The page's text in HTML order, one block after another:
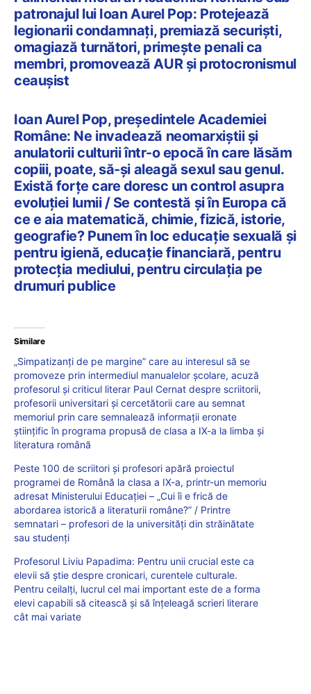
patronajul lui Ioan Aurel Pop: Protejează
legionarii condamnați, premiază securiști,
omagiază turnători, primește penali ca
membri, promovează AUR și protocronismul
ceaușist
Ioan Aurel Pop, președintele Academiei
Române: Ne invadează neomarxiștii și
anulatorii culturii într-o epocă în care lăsăm
copiii, poate, să-și aleagă sexul sau genul.
Există forțe care doresc un control asupra
evoluției lumii / Se contestă și în Europa că
ce e aia matematică, chimie, fizică, istorie,
geografie? Punem în loc educație sexuală și
pentru igienă, educație financiară, pentru
protecția mediului, pentru circulația pe
drumuri publice
Similare
„Simpatizanți de pe margine” care au interesul să se
promoveze prin intermediul manualelor școlare, acuză
profesorul și criticul literar Paul Cernat despre scriitorii,
profesorii universitari și cercetătorii care au semnat
memoriul prin care semnalează informații eronate
științific în programa propusă de clasa a IX-a la limba și
literatura română
Peste 100 de scriitori și profesori apără proiectul
programei de Română la clasa a IX-a, printr-un memoriu
adresat Ministerului Educației – „Cui îi e frică de
abordarea istorică a literaturii române?” / Printre
semnatari – profesori de la universități din străinătate
sau studenți
Profesorul Liviu Papadima: Pentru unii crucial este ca
elevii să știe despre cronicari, curentele culturale.
Pentru ceilalți, lucrul cel mai important este de a forma
elevi capabili să citească și să înțeleagă scrieri literare
cât mai variate